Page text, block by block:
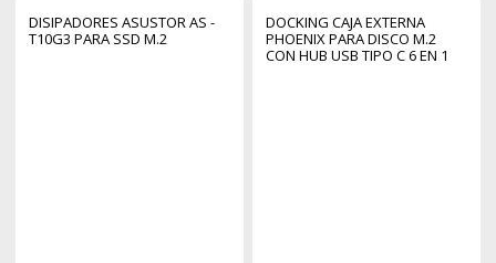
DISIPADORES ASUSTOR AS -
T10G3 PARA SSD M.2
DOCKING CAJA EXTERNA
PHOENIX PARA DISCO M.2
CON HUB USB TIPO C 6 EN 1